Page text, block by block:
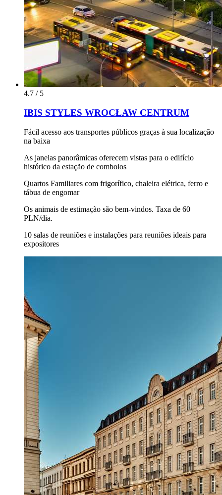
4.7 / 5
IBIS STYLES WROCŁAW CENTRUM
Fácil acesso aos transportes públicos graças à sua localização
na baixa
As janelas panorâmicas oferecem vistas para o edifício
histórico da estação de comboios
Quartos Familiares com frigorífico, chaleira elétrica, ferro e
tábua de engomar
Os animais de estimação são bem-vindos. Taxa de 60
PLN/dia.
10 salas de reuniões e instalações para reuniões ideais para
expositores